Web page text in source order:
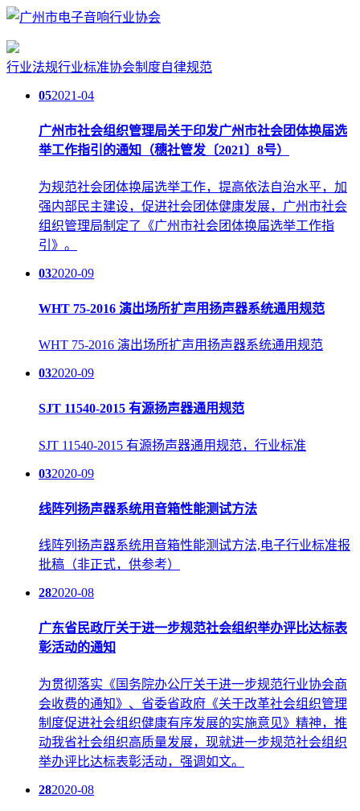
行业法规行业标准协会制度自律规范
052021-04
广州市社会组织管理局关于印发广州市社会团体换届选
举工作指引的通知（穗社管发〔2021〕8号）
为规范社会团体换届选举工作，提高依法自治水平，加
强内部民主建设，促进社会团体健康发展，广州市社会
组织管理局制定了《广州市社会团体换届选举工作指
引》。
032020-09
WHT 75-2016 演出场所扩声用扬声器系统通用规范
WHT 75-2016 演出场所扩声用扬声器系统通用规范
032020-09
SJT 11540-2015 有源扬声器通用规范
SJT 11540-2015 有源扬声器通用规范，行业标准
032020-09
线阵列扬声器系统用音箱性能测试方法
线阵列扬声器系统用音箱性能测试方法,电子行业标准报
批稿（非正式，供参考）
282020-08
广东省民政厅关于进一步规范社会组织举办评比达标表
彰活动的通知
为贯彻落实《国务院办公厅关于进一步规范行业协会商
会收费的通知》、省委省政府《关于改革社会组织管理
制度促进社会组织健康有序发展的实施意见》精神，推
动我省社会组织高质量发展，现就进一步规范社会组织
举办评比达标表彰活动，强调如文。
282020-08